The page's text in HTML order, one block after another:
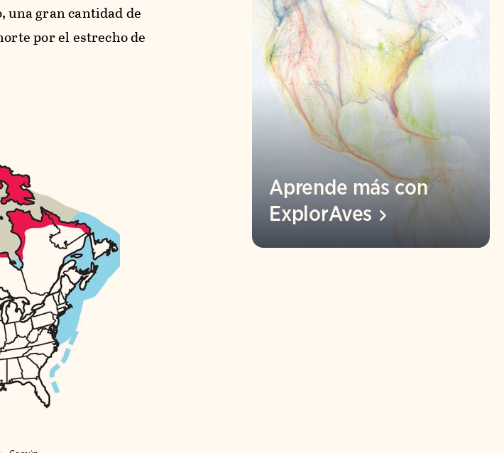
una gran cantidad de
por el estrecho de
Aprende más con
ExplorAves